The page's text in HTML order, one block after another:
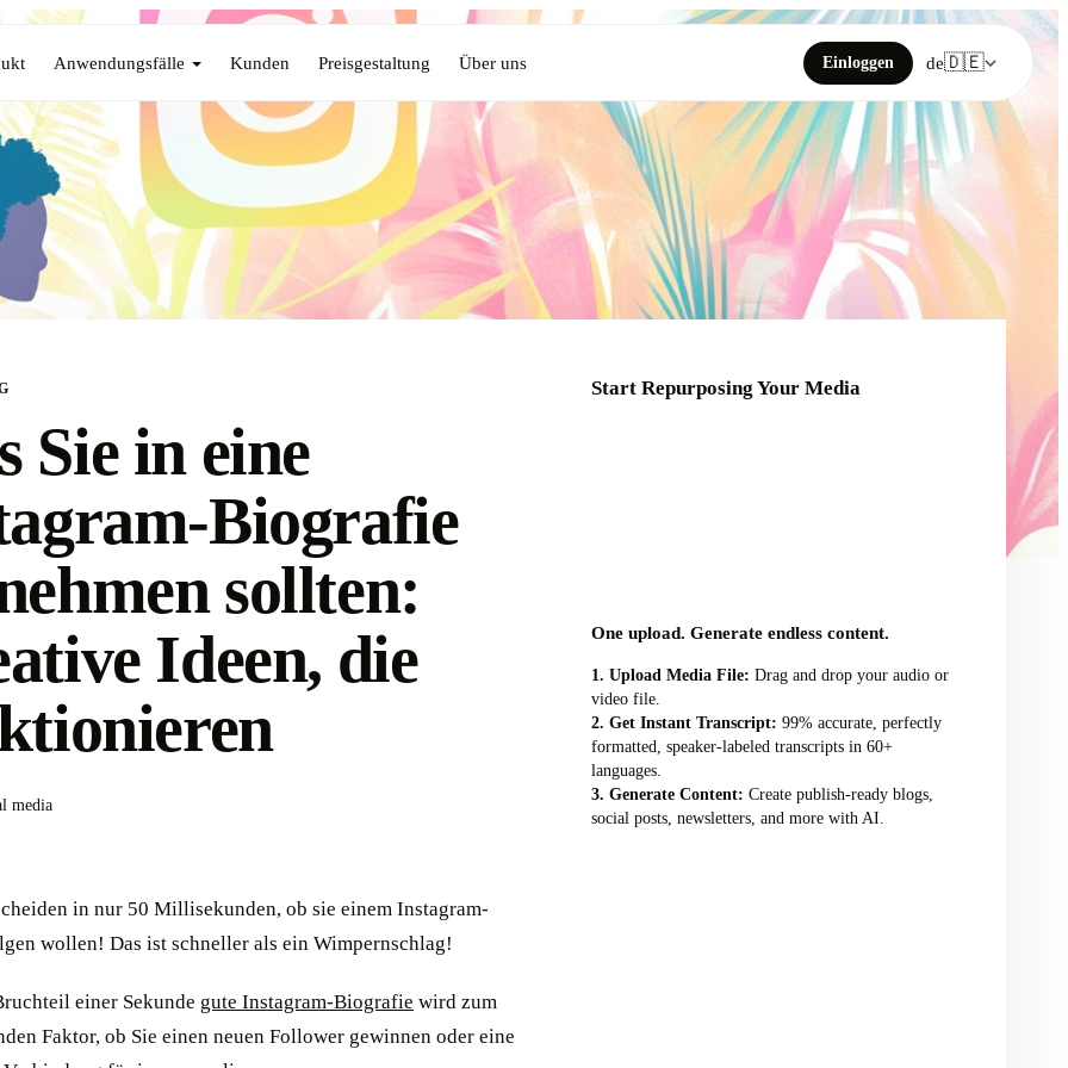
Anwendungsfälle Kunden Preisgestaltung Über uns Einloggen de🇩🇪
Sie in eine
Biografie
sollten:
Ideen, die
media
in nur 50 Millisekunden, ob sie einem Instagram-
wollen! Das ist schneller als ein Wimpernschlag!
einer Sekunde gute Instagram-Biografie wird zum
Faktor, ob Sie einen neuen Follower gewinnen oder eine
Start Repurposing Your Media
One upload. Generate endless content.
Upload Media File: Drag and drop your audio or
video file.
Get Instant Transcript: 99% accurate, perfectly
formatted, speaker-labeled transcripts in 60+
languages.
Generate Content: Create publish-ready blogs,
social posts, newsletters, and more with AI.